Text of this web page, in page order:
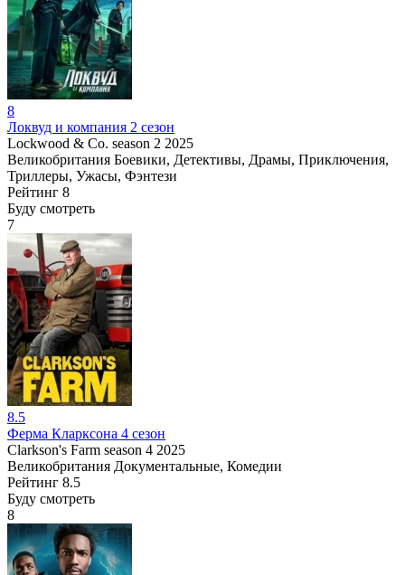
8
Локвуд и компания 2 сезон
Lockwood & Co. season 2 2025
Великобритания Боевики, Детективы, Драмы, Приключения,
Триллеры, Ужасы, Фэнтези
Рейтинг 8
Буду смотреть
7
8.5
Ферма Кларксона 4 сезон
Clarkson's Farm season 4 2025
Великобритания Документальные, Комедии
Рейтинг 8.5
Буду смотреть
8